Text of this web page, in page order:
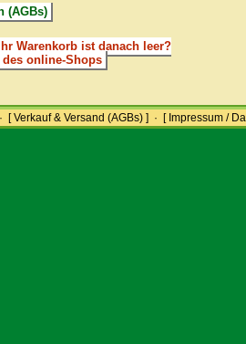
(AGBs)
Warenkorb ist danach leer?
online-Shops
· [ Verkauf & Versand (AGBs) ] · [ Impressum /